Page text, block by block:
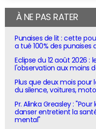
À NE PAS RATER
Punaises de lit : cette
a tué 100% des punaises
Eclipse du 12 août 2026
l'observation aux moins
Plus que deux mois pour
du silence, voitures,
Pr. Alinka Greasley :
danser entretient la
mental"